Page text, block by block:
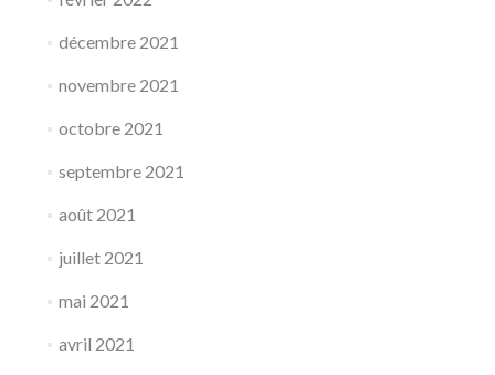
décembre 2021
novembre 2021
octobre 2021
septembre 2021
août 2021
juillet 2021
mai 2021
avril 2021